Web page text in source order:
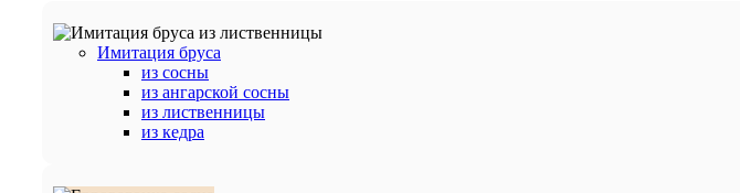
Имитация бруса
из сосны
из ангарской сосны
из лиственницы
из кедра